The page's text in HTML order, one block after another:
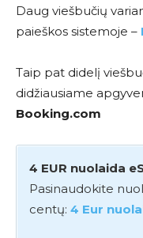
Daug viešbučių
paieškos sistemoje –
Taip pat didelį
didžiausiame
Booking.com
4 EUR nuolaida
Pasinaudokite
centų: 4 Eur